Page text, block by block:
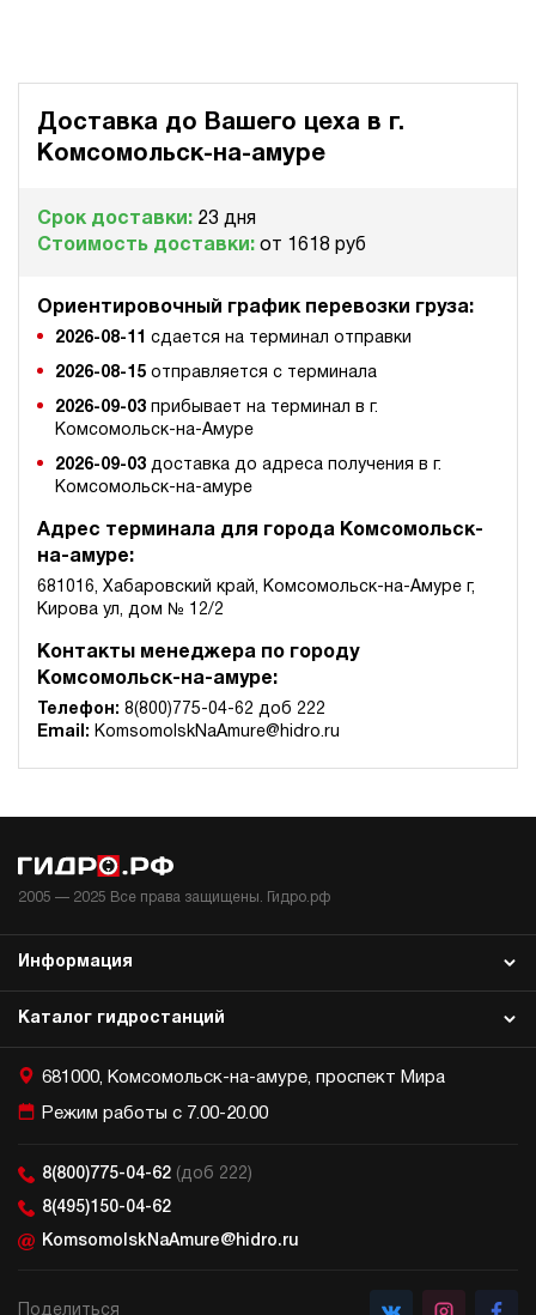
Доставка до Вашего цеха в г.
Комсомольск-на-амуре
Срок доставки: 23 дня
Стоимость доставки: от 1618 руб
Ориентировочный график перевозки груза:
2026-08-11 сдается на терминал отправки
2026-08-15 отправляется с терминала
2026-09-03 прибывает на терминал в г.
Комсомольск-на-Амуре
2026-09-03 доставка до адреса получения в г.
Комсомольск-на-амуре
Адрес терминала для города Комсомольск-
на-амуре:
681016, Хабаровский край, Комсомольск-на-Амуре г,
Кирова ул, дом № 12/2
Контакты менеджера по городу
Комсомольск-на-амуре:
Телефон: 8(800)775-04-62 доб 222
Email: KomsomolskNaAmure@hidro.ru
2005 — 2025 Все права защищены. Гидро.рф
Каталог гидростанций
Информация
681000, Комсомольск-на-амуре, проспект Мира
Режим работы с 7.00-20.00
8(800)775-04-62 (доб 222)
8(495)150-04-62
KomsomolskNaAmure@hidro.ru
Поделиться